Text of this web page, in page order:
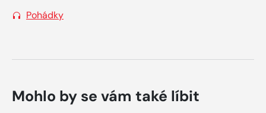
Pohádky
Mohlo by se vám také líbit